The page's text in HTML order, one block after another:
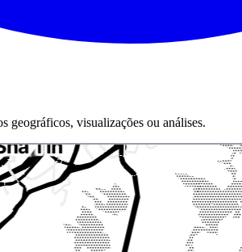
geográficos, visualizações ou análises.